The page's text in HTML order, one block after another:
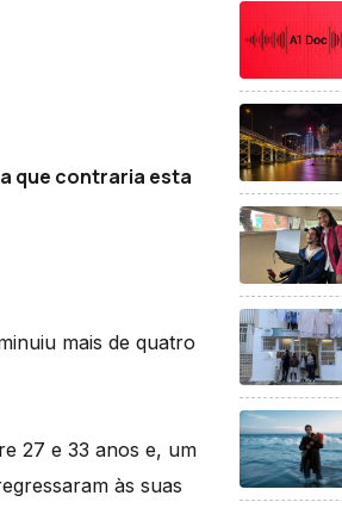
que contraria esta
mais de quatro
27 e 33 anos e, um
às suas